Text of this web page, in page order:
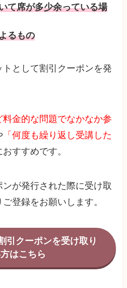
て席が多少余っている場
るもの
として割引クーポンを発
料金的な問題でなかなか参
「何度も繰り返し受講した
すすめです。
が発行された際に受け取
登録をお願いします。
引クーポンを受け取り
はこちら